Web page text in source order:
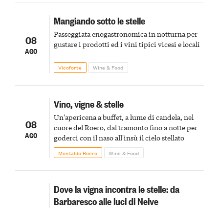
08
AGO
Mangiando sotto le stelle
Passeggiata enogastronomica in notturna per
gustare i prodotti ed i vini tipici vicesi e locali
Vicoforte Wine & Food
08
AGO
Vino, vigne & stelle
Un'apericena a buffet, a lume di candela, nel
cuore del Roero, dal tramonto fino a notte per
goderci con il naso all'insù il cielo stellato
Montaldo Roero Wine & Food
Dove la vigna incontra le stelle: da
Barbaresco alle luci di Neive